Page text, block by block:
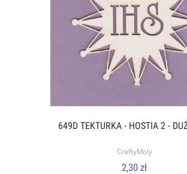
649D TEKTURKA - HOSTIA 2 -
CraftyMoly
2,30 zł